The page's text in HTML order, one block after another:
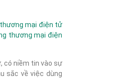
mại điện tử
thương mại điện
có niềm tin vào sự
sắc về việc dùng